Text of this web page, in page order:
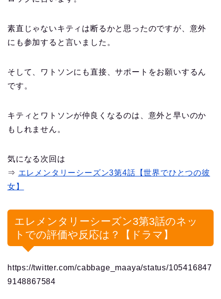
素直じゃないキティは断るかと思ったのですが、意外
にも参加すると言いました。
そして、ワトソンにも直接、サポートをお願いするん
です。
キティとワトソンが仲良くなるのは、意外と早いのか
もしれません。
気になる次回は
⇒ エレメンタリーシーズン3第4話【世界でひとつの彼
女】
エレメンタリーシーズン3第3話のネッ
トでの評価や反応は？【ドラマ】
https://twitter.com/cabbage_maaya/status/105416847
9148867584